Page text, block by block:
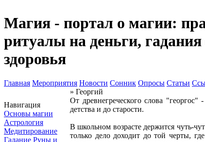
Магия - портал о магии:
ритуалы на деньги,
здоровья
Главная Мероприятия Новости Сонник Опросы Статьи
Навигация
Основы магии
Астрология
Медитирование
Гадание Руны и
» Георгий
От древнегреческого слова
детства и до старости.
В школьном возрасте держится чуть-
только дело доходит до той черты,